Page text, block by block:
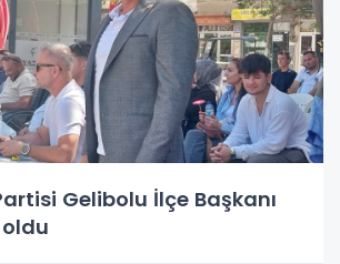
Gelibolu İlçe Başkanı